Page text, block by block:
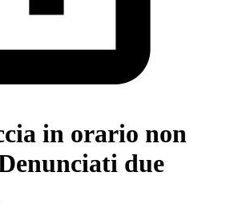
in orario non
due